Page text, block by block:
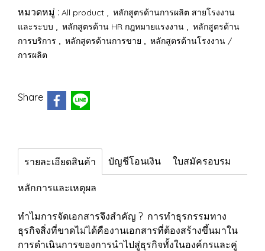
หมวดหมู่ : All product , หลักสูตรด้านการผลิต สายโรงงาน
และระบบ , หลักสูตรด้าน HR กฎหมายแรงงาน , หลักสูตรด้าน
การบริการ , หลักสูตรด้านการขาย , หลักสูตรด้านโรงงาน /
การผลิต
Share
รายละเอียดสินค้า บัญชีโอนเงิน ใบสมัครอบรม
หลักการและเหตุผล
ทำไมการจัดเอกสารจึงสำคัญ ? การทำธุรกรรมทาง
ธุรกิจสิ่งที่ขาดไม่ได้คืองานเอกสารที่ต้องสร้างขึ้นมาใน
การดำเนินการของการนำไปสู่ธุรกิจทั้งในองค์กรและคู่